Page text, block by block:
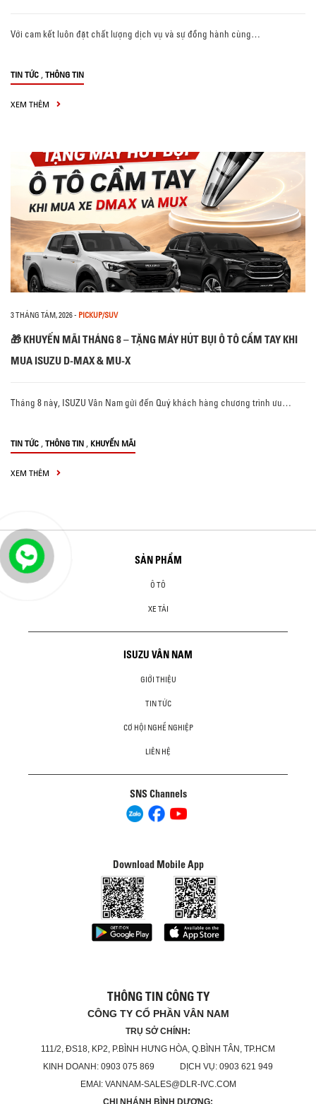
Với cam kết luôn đặt chất lượng dịch vụ và sự đồng hành cùng…
TIN TỨC , THÔNG TIN
XEM THÊM
3 THÁNG TÁM, 2026- PICKUP/SUV
🎁 KHUYẾN MÃI THÁNG 8 – TẶNG MÁY HÚT BỤI Ô TÔ CẦM TAY KHI
MUA ISUZU D-MAX & MU-X
Tháng 8 này, ISUZU Vân Nam gửi đến Quý khách hàng chương trình ưu…
TIN TỨC , THÔNG TIN , KHUYẾN MÃI
XEM THÊM
SẢN PHẨM
Ô TÔ
XE TẢI
ISUZU VÂN NAM
GIỚI THIỆU
TIN TỨC
CƠ HỘI NGHỀ NGHIỆP
LIÊN HỆ
SNS Channels
Download Mobile App
THÔNG TIN CÔNG TY
CÔNG TY CỔ PHẦN VÂN NAM
TRỤ SỞ CHÍNH:
111/2, ĐS18, KP2, P.BÌNH HƯNG HÒA, Q.BÌNH TÂN, TP.HCM
KINH DOANH: 0903 075 869 DỊCH VỤ: 0903 621 949
EMAI: VANNAM-SALES@DLR-IVC.COM
CHI NHÁNH BÌNH DƯƠNG: